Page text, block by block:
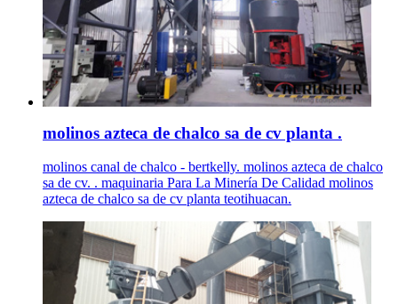
molinos azteca de chalco sa de cv planta .
molinos canal de chalco - bertkelly. molinos azteca de chalco
sa de cv. . maquinaria Para La Minería De Calidad molinos
azteca de chalco sa de cv planta teotihuacan.